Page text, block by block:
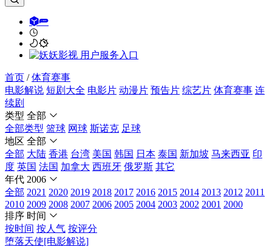
首页 /体育赛事
电影解说 短剧大全 电影片 动漫片 预告片 综艺片 体育赛事 连
续剧
类型 全部
全部类型 篮球 网球 斯诺克 足球
地区 全部
全部 大陆 香港 台湾 美国 韩国 日本 泰国 新加坡 马来西亚 印
度 英国 法国 加拿大 西班牙 俄罗斯 其它
年代 2006
全部 2021 2020 2019 2018 2017 2016 2015 2014 2013 2012 2011
2010 2009 2008 2007 2006 2005 2004 2003 2002 2001 2000
排序 时间
按时间 按人气 按评分
堕落天使[电影解说]